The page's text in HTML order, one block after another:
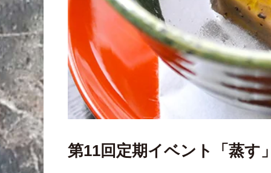
第11回定期イベント「蒸す